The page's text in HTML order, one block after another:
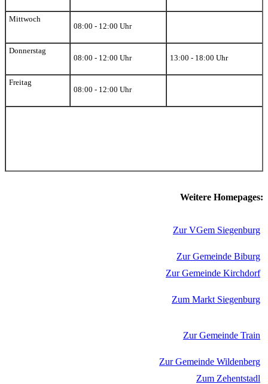
Mittwoch
08:00 - 12:00 Uhr
Donnerstag
08:00 - 12:00 Uhr
13:00 - 18:00 Uhr
Freitag
08:00 - 12:00 Uhr
Weitere Homepages:
Zur VGem Siegenburg
Zur Gemeinde Biburg
Zur Gemeinde Kirchdorf
Zum Markt Siegenburg
Zur Gemeinde Train
Zur Gemeinde Wildenberg
Zum Zehentstadl